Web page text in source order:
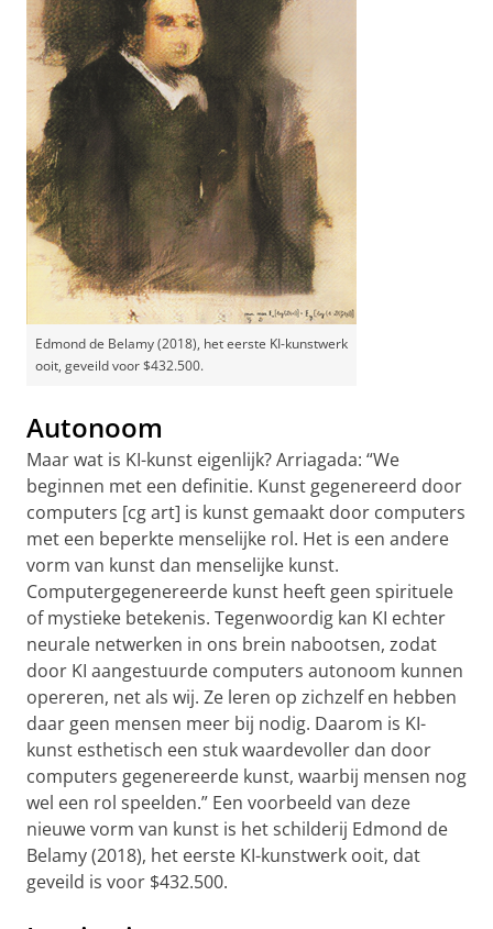
Edmond de Belamy (2018), het eerste KI-kunstwerk
ooit, geveild voor $432.500.
Autonoom
Maar wat is KI-kunst eigenlijk? Arriagada: “We
beginnen met een definitie. Kunst gegenereerd door
computers [cg art] is kunst gemaakt door computers
met een beperkte menselijke rol. Het is een andere
vorm van kunst dan menselijke kunst.
Computergegenereerde kunst heeft geen spirituele
of mystieke betekenis. Tegenwoordig kan KI echter
neurale netwerken in ons brein nabootsen, zodat
door KI aangestuurde computers autonoom kunnen
opereren, net als wij. Ze leren op zichzelf en hebben
daar geen mensen meer bij nodig. Daarom is KI-
kunst esthetisch een stuk waardevoller dan door
computers gegenereerde kunst, waarbij mensen nog
wel een rol speelden.” Een voorbeeld van deze
nieuwe vorm van kunst is het schilderij Edmond de
Belamy (2018), het eerste KI-kunstwerk ooit, dat
geveild is voor $432.500.